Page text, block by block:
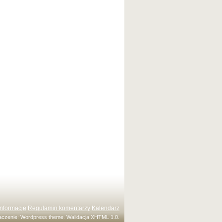
Regulamin komentarzy Kalendarz
Wordpress theme. WalidacjaXHTML 1.0.